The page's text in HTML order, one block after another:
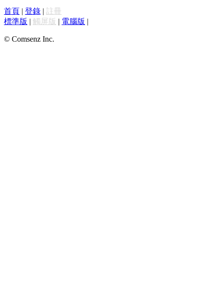
首頁 | 登錄 | 註冊
標準版 | 觸屏版 | 電腦版 |
© Comsenz Inc.